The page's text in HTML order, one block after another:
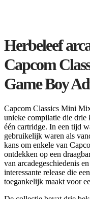
Herbeleef
Capcom
Game Boy
Capcom Classics Mini
unieke compilatie die drie
één cartridge. In een tijd
gebruikelijk waren als
kans om enkele van
ontdekken op een
van arcadegeschiedenis
interessante release die
toegankelijk maakt voor